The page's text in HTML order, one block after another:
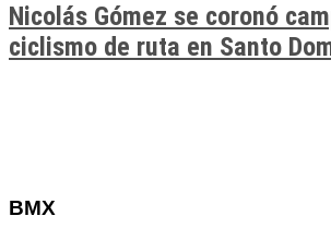
Nicolás Gómez se coronó
ciclismo de ruta en Santo
BMX